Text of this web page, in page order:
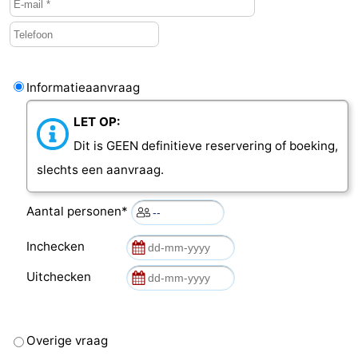
Zwin
Informatieaanvraag
LET OP:
Dit is GEEN definitieve reservering of boeking,
slechts een aanvraag.
Aantal personen*
Inchecken
Uitchecken
Overige vraag